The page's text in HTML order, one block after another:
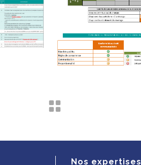
Nos expertises